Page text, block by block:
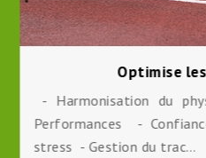
Optimise
- Harmonisation du
Performances -
stress - Gestion du trac…